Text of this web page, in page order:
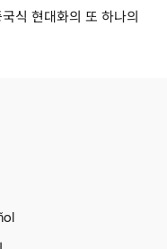
식 현대화의 또 하나의